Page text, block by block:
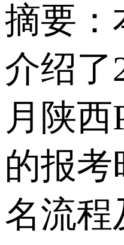
摘要：
介绍了
月陕西
的报考
名流程